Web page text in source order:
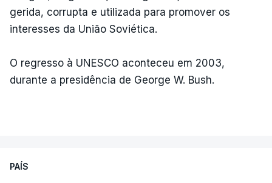
gerida, corrupta e utilizada para promover os
interesses da União Soviética.
O regresso à UNESCO aconteceu em 2003,
durante a presidência de George W. Bush.
PAÍS